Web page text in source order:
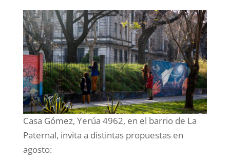
Casa Gómez, Yerúa 4962, en el barrio de La
Paternal, invita a distintas propuestas en
agosto: